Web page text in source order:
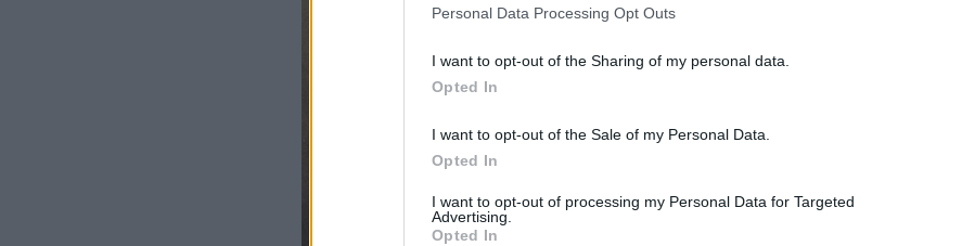
Personal Data Processing Opt Outs
I want to opt-out of the Sharing of my personal data.
Opted In
I want to opt-out of the Sale of my Personal Data.
Opted In
I want to opt-out of processing my Personal Data for Targeted
Advertising.
Opted In